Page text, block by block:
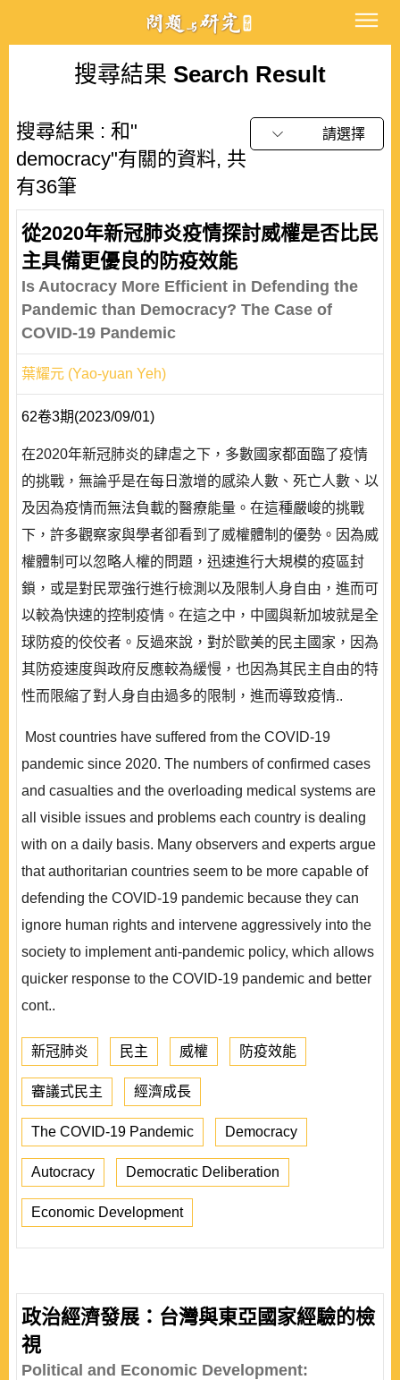
搜尋結果 Search Result
搜尋結果 : 和"
democracy"有關的資料, 共
有36筆
請選擇
從2020年新冠肺炎疫情探討威權是否比民
主具備更優良的防疫效能
Is Autocracy More Efficient in Defending the
Pandemic than Democracy? The Case of
COVID-19 Pandemic
葉耀元 (Yao-yuan Yeh)
62卷3期(2023/09/01)
在2020年新冠肺炎的肆虐之下，多數國家都面臨了疫情
的挑戰，無論乎是在每日激增的感染人數、死亡人數、以
及因為疫情而無法負載的醫療能量。在這種嚴峻的挑戰
下，許多觀察家與學者卻看到了威權體制的優勢。因為威
權體制可以忽略人權的問題，迅速進行大規模的疫區封
鎖，或是對民眾強行進行檢測以及限制人身自由，進而可
以較為快速的控制疫情。在這之中，中國與新加坡就是全
球防疫的佼佼者。反過來說，對於歐美的民主國家，因為
其防疫速度與政府反應較為緩慢，也因為其民主自由的特
性而限縮了對人身自由過多的限制，進而導致疫情..
Most countries have suffered from the COVID-19
pandemic since 2020. The numbers of confirmed cases
and casualties and the overloading medical systems are
all visible issues and problems each country is dealing
with on a daily basis. Many observers and experts argue
that authoritarian countries seem to be more capable of
defending the COVID-19 pandemic because they can
ignore human rights and intervene aggressively into the
society to implement anti-pandemic policy, which allows
quicker response to the COVID-19 pandemic and better
cont..
新冠肺炎 民主 威權 防疫效能
審議式民主 經濟成長
The COVID-19 Pandemic Democracy
Autocracy Democratic Deliberation
Economic Development
政治經濟發展：台灣與東亞國家經驗的檢
視
Political and Economic Development: